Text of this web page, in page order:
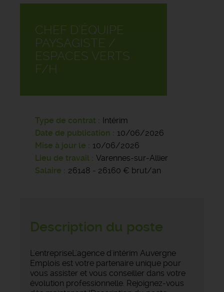
CHEF D'ÉQUIPE
PAYSAGISTE /
ESPACES VERTS
F/H
Type de contrat
Intérim
Date de publication
10/06/2026
Mise à jour le
10/06/2026
Lieu de travail
Varennes-sur-Allier
Salaire
26148 - 26160 € brut/an
Description du poste
L'entrepriseL'agence d'intérim Auvergne
Emplois est votre partenaire unique pour
vous assister et vous conseiller dans votre
évolution professionnelle. Rejoignez-vous